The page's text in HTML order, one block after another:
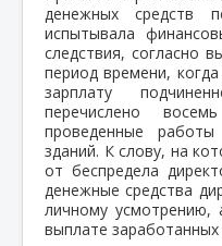
денежных средств
испытывала
следствия, согласно
период времени,
зарплату
перечислено
проведенные
зданий. К слову, на
от беспредела
денежные средства
личному
выплате